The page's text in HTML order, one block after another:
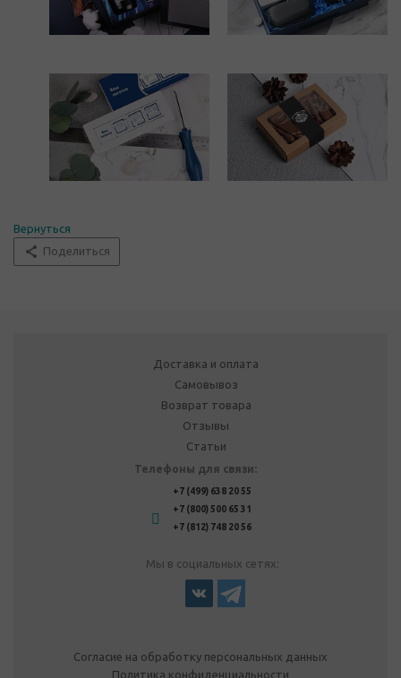
Вернуться
Поделиться
Доставка и оплата
Самовывоз
Возврат товара
Отзывы
Статьи
Телефоны для связи:
+7 (499) 638 20 55
+7 (800) 500 65 31
+7 (812) 748 20 56
Мы в социальных сетях:
Согласие на обработку персональных данных
Политика конфиденциальности